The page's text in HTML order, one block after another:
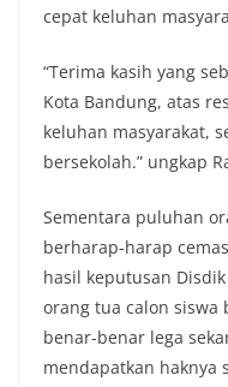
cepat keluhan
“Terima kasih yang
Kota Bandung, atas
keluhan masyarakat,
bersekolah.” ungkap
Sementara puluhan
berharap-harap
hasil keputusan
orang tua calon siswa
benar-benar lega
mendapatkan haknya